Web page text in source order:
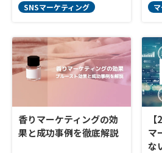
SNSマーケティング
香りマーケティングの効
果と成功事例を徹底解説
マ
な